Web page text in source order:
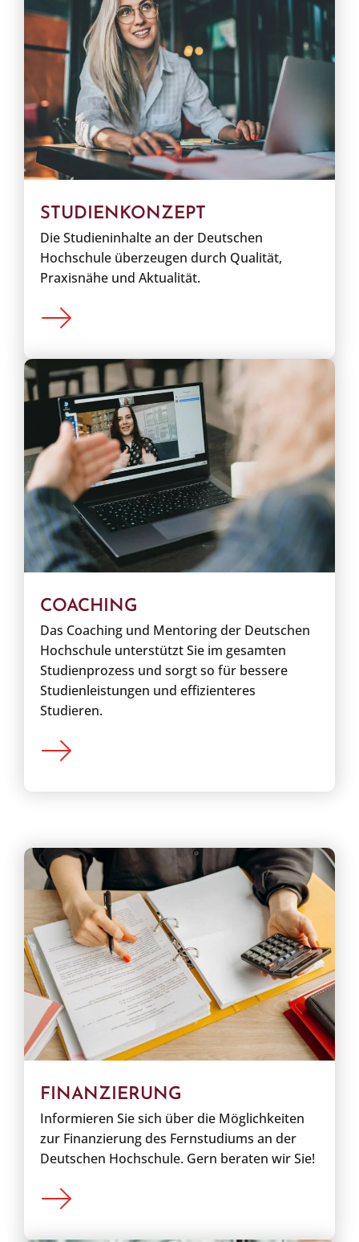
STUDIENKONZEPT
Die Studieninhalte an der Deutschen
Hochschule überzeugen durch Qualität,
Praxisnähe und Aktualität.
COACHING
Das Coaching und Mentoring der Deutschen
Hochschule unterstützt Sie im gesamten
Studienprozess und sorgt so für bessere
Studienleistungen und effizienteres
Studieren.
FINANZIERUNG
Informieren Sie sich über die Möglichkeiten
zur Finanzierung des Fernstudiums an der
Deutschen Hochschule. Gern beraten wir Sie!